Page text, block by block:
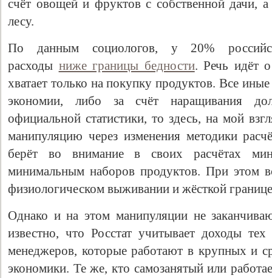
счёт овощей и фруктов с собственной дачи,
лесу.
По данным социологов, у 20%
расходы ниже границы бедности. Речь идёт
хватает только на покупку продуктов. Все
экономии, либо за счёт наращивания
официальной статистики, то здесь, на мой
манипуляцию через изменения методики
берёт во внимание в своих расчётах
минимальным наборов продуктов. При этом
физиологическом выживании и жёсткой
Однако и на этом манипуляции не
известно, что Росстат учитывает доходы
менеджеров, которые работают в крупных и
экономики. Те же, кто самозанятый или
Свидетельство